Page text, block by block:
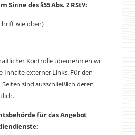
des §55 Abs. 2 RStV:
wie oben)
Kontrolle übernehmen wir
Inhalte externer Links. Für den
sind ausschließlich deren
für das Angebot